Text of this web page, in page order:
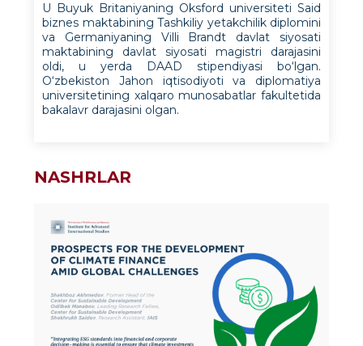
U Buyuk Britaniyaning Oksford universiteti Said
biznes maktabining Tashkiliy yetakchilik diplomini
va Germaniyaning Villi Brandt davlat siyosati
maktabining davlat siyosati magistri darajasini
oldi, u yerda DAAD stipendiyasi bo‘lgan.
O‘zbekiston Jahon iqtisodiyoti va diplomatiya
universitetining xalqaro munosabatlar fakultetida
bakalavr darajasini olgan.
NASHRLAR